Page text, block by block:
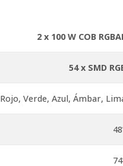
2 x 100 W COB
54 x SMD
Rojo, Verde, Azul, Ámbar,